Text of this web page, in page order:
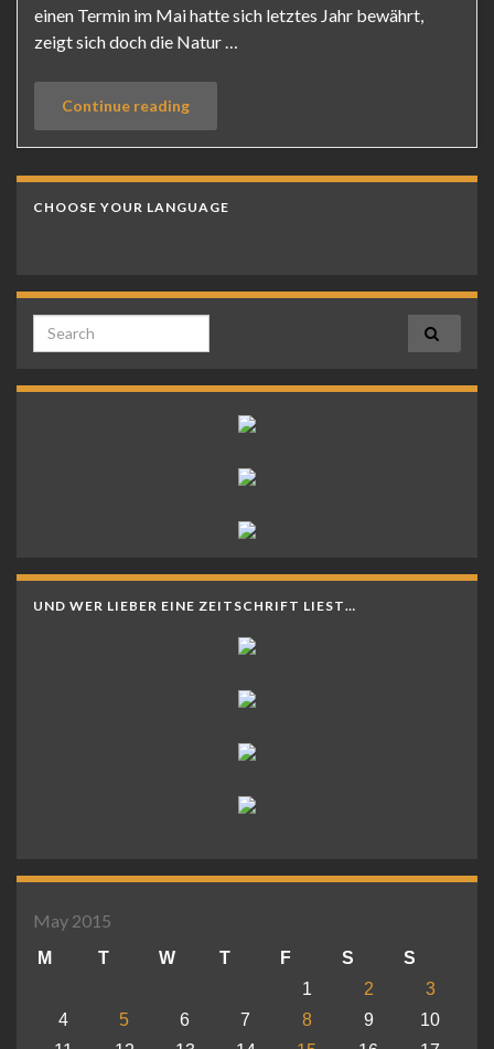
einen Termin im Mai hatte sich letztes Jahr bewährt,
zeigt sich doch die Natur …
Continue reading
CHOOSE YOUR LANGUAGE
Search for:
UND WER LIEBER EINE ZEITSCHRIFT LIEST…
May 2015
M T W T F S
S
1
2
3
4
5 6 7 8 9
10